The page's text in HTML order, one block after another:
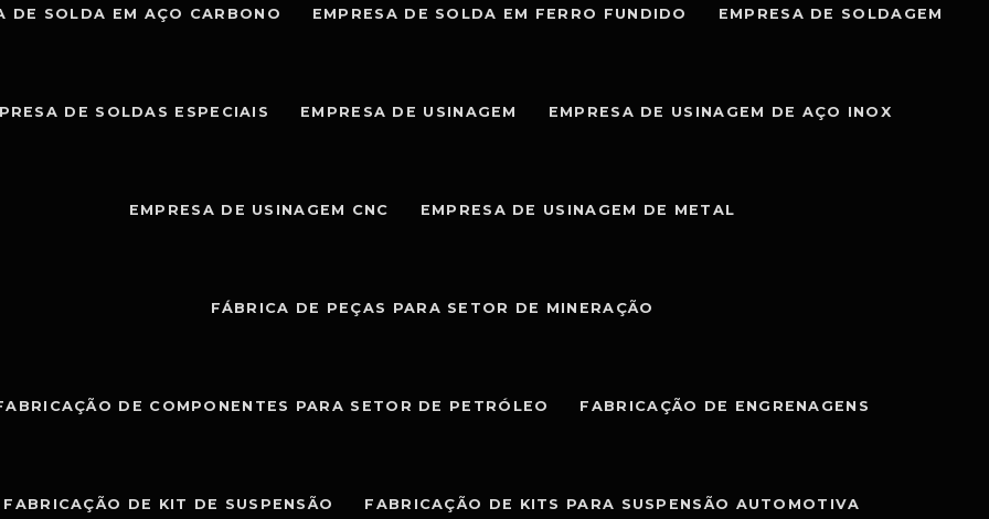
DE SOLDA EM AÇO CARBONO EMPRESA DE SOLDA EM FERRO FUNDIDO EMPRESA DE SOLDAGEM
DE SOLDAS ESPECIAIS EMPRESA DE USINAGEM EMPRESA DE USINAGEM DE AÇO INOX
EMPRESA DE USINAGEM CNC EMPRESA DE USINAGEM DE METAL
FÁBRICA DE PEÇAS PARA SETOR DE MINERAÇÃO
DE COMPONENTES PARA SETOR DE PETRÓLEO FABRICAÇÃO DE ENGRENAGENS
FABRICAÇÃO DE KIT DE SUSPENSÃO FABRICAÇÃO DE KITS PARA SUSPENSÃO AUTOMOTIVA